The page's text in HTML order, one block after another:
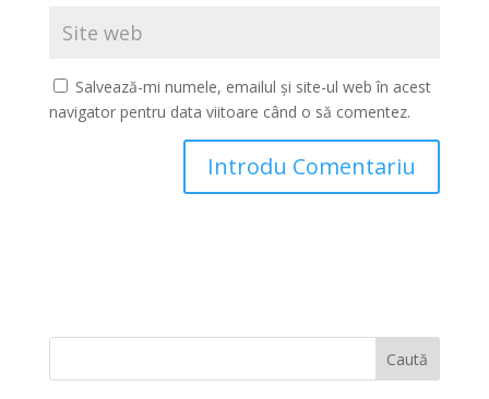
Salvează-mi numele, emailul și site-ul web în acest
navigator pentru data viitoare când o să comentez.
Caută